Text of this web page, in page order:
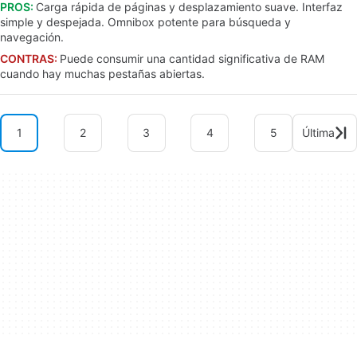
PROS: Carga rápida de páginas y desplazamiento suave. Interfaz
simple y despejada. Omnibox potente para búsqueda y
navegación.
CONTRAS: Puede consumir una cantidad significativa de RAM
cuando hay muchas pestañas abiertas.
1 2 3 4 5 Última